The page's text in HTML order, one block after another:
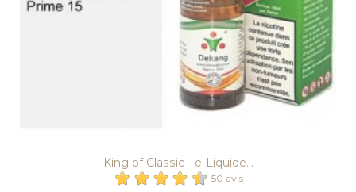
King of Classic - e-Liquide...
50 avis